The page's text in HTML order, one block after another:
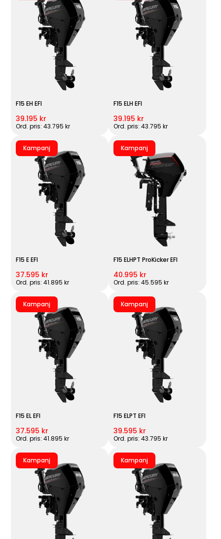
F15 EH EFI
39.195 kr
Ord. pris: 43.795 kr
F15 ELH EFI
39.195 kr
Ord. pris: 43.795 kr
Kampanj
F15 E EFI
37.595 kr
Ord. pris: 41.895 kr
Kampanj
F15 ELHPT ProKicker EFI
40.995 kr
Ord. pris: 45.595 kr
Kampanj
F15 EL EFI
37.595 kr
Ord. pris: 41.895 kr
Kampanj
F15 ELPT EFI
39.595 kr
Ord. pris: 43.795 kr
Kampanj Kampanj